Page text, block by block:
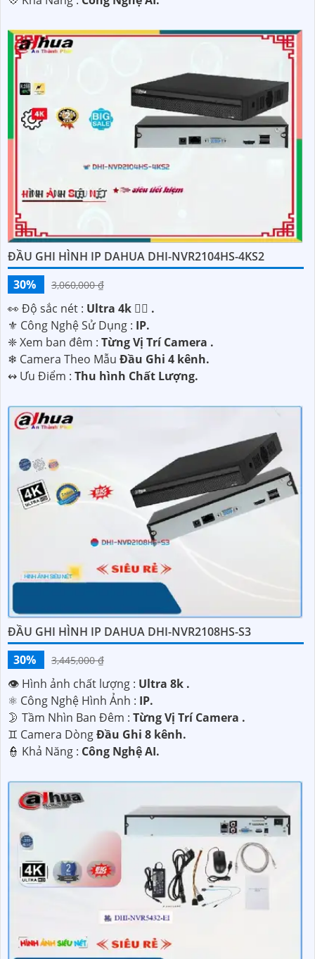
ĐẦU GHI HÌNH IP DAHUA DHI-NVR2104HS-4KS2
30%
3,060,000 ₫
️👀 Độ sắc nét : Ultra 4k 👍🏾 .
⚜️ Công Nghệ Sử Dụng : IP.
❈ Xem ban đêm : Từng Vị Trí Camera .
❄ Camera Theo Mẫu Đầu Ghi 4 kênh.
️↭ Ưu Điểm : Thu hình Chất Lượng.
ĐẦU GHI HÌNH IP DAHUA DHI-NVR2108HS-S3
30%
3,445,000 ₫
👁 Hình ảnh chất lượng : Ultra 8k .
⚛️ Công Nghệ Hình Ảnh : IP.
🌛 Tầm Nhìn Ban Đêm : Từng Vị Trí Camera .
♊ Camera DòngĐầu Ghi 8 kênh.
️👮 Khả Năng : Công Nghệ AI.